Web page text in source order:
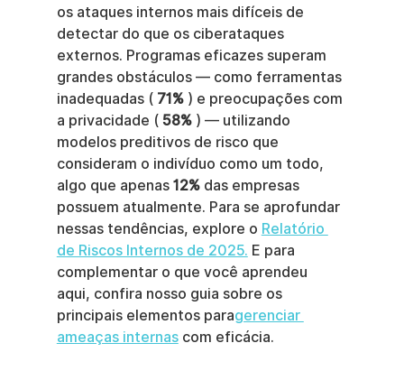
os ataques internos mais difíceis de
detectar do que os ciberataques
externos. Programas eficazes superam
grandes obstáculos — como ferramentas
inadequadas ( 71% ) e preocupações com
a privacidade ( 58% ) — utilizando
modelos preditivos de risco que
consideram o indivíduo como um todo,
algo que apenas 12% das empresas
possuem atualmente. Para se aprofundar
nessas tendências, explore o Relatório
de Riscos Internos de 2025. E para
complementar o que você aprendeu
aqui, confira nosso guia sobre os
principais elementos paragerenciar
ameaças internas com eficácia.